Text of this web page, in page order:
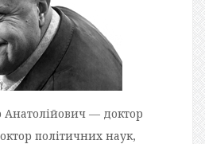
— доктор
політичних наук,